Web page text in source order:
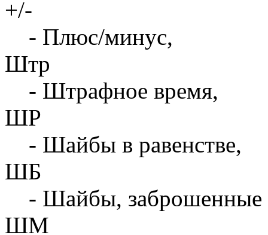
+/-
- Плюс/минус,
Штр
- Штрафное время,
ШР
- Шайбы в равенстве,
ШБ
- Шайбы, заброшенные
ШМ